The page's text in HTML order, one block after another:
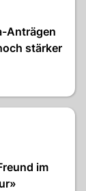
Anträgen
stärker
im